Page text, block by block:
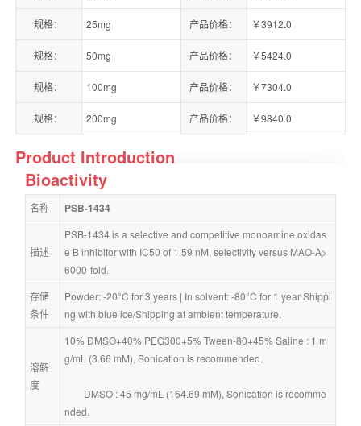
规格： 25mg 产品价格： ￥3912.0
规格： 50mg 产品价格： ￥5424.0
规格： 100mg 产品价格： ￥7304.0
规格： 200mg 产品价格： ￥9840.0
Product Introduction
Bioactivity
名称 PSB-1434
描述
PSB-1434 is a selective and competitive monoamine oxidas
e B inhibitor with IC50 of 1.59 nM, selectivity versus MAO-A>
6000-fold.
存储
条件
Powder: -20°C for 3 years | In solvent: -80°C for 1 year Shippi
ng with blue ice/Shipping at ambient temperature.
溶解
度
10% DMSO+40% PEG300+5% Tween-80+45% Saline : 1 m
g/mL (3.66 mM), Sonication is recommended.
nded.